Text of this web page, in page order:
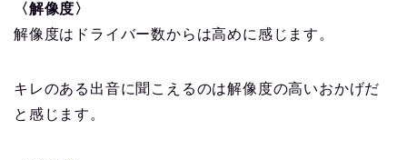
〈解像度〉
解像度はドライバー数からは高めに感じます。
キレのある出音に聞こえるのは解像度の高いおかげだ
と感じます。